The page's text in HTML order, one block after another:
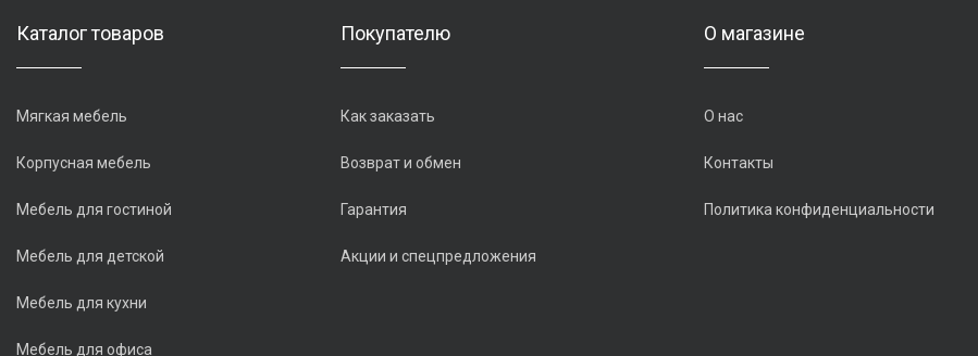
Каталог товаров
Мягкая мебель
Корпусная мебель
Мебель для гостиной
Мебель для детской
Мебель для кухни
Мебель для офиса
Покупателю
Как заказать
Возврат и обмен
Гарантия
Акции и спецпредложения
О магазине
О нас
Контакты
Политика конфиденциальности